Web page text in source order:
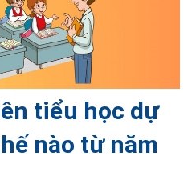
tiểu học dự
nào từ năm